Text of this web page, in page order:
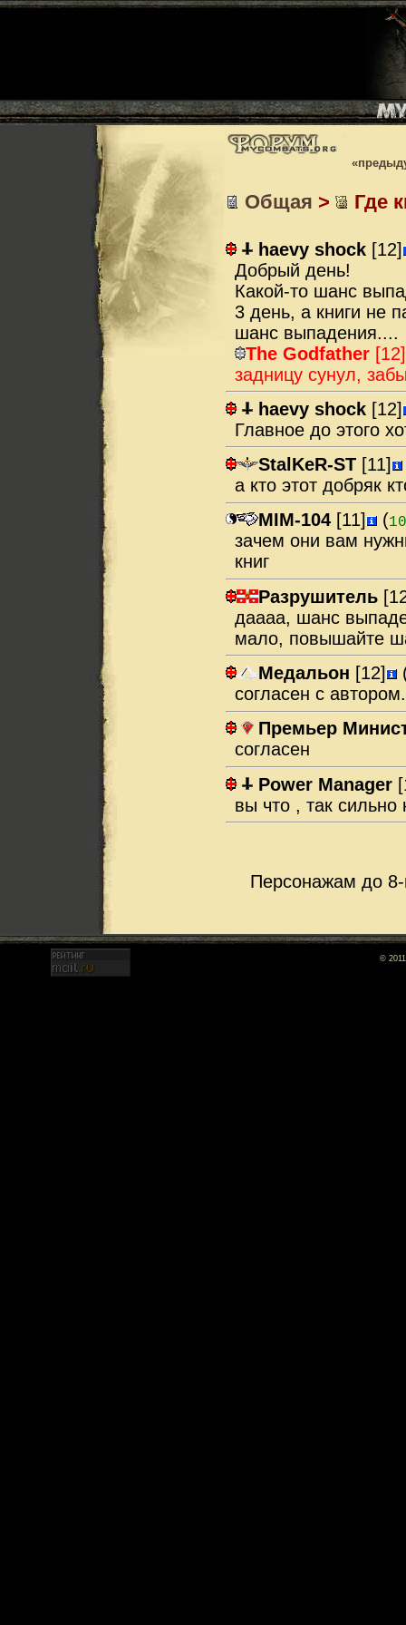
Общая > Где
haevy shock [12]
Добрый день!
Какой-то шанс
3 день, а книги не
шанс выпадения....
The Godfather [12]
задницу сунул,
haevy shock [12]
Главное до этого
StalKeR-ST [11]
а кто этот добряк
MIM-104 [11] (
зачем они вам
книг
Разрушитель
даааа, шанс
мало, повышайте
Медальон [12]
согласен с
Премьер
согласен
Power Manager
вы что , так сильно
Персонажам до
©